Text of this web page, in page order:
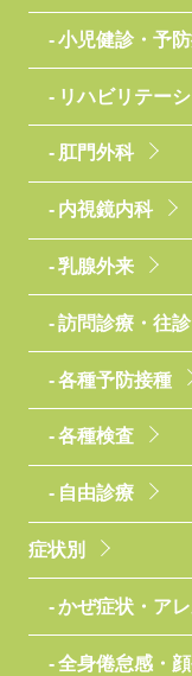
小児健診・予
リハビリテー
肛門外科
内視鏡内科
乳腺外来
訪問診療・往診
各種予防接種
各種検査
自由診療
症状別
かぜ症状・ア
全身倦怠感・